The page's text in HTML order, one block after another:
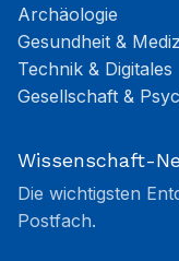
Archäologie
Gesundheit &
Technik & Digitales
Gesellschaft &
Wissenschaft-
Die wichtigsten
Postfach.